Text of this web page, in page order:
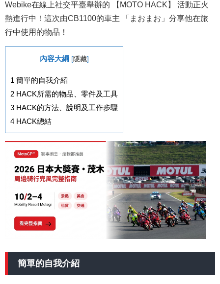
Webike在線上社交平臺舉辦的 【MOTO HACK】 活動正火
熱進行中！這次由CB1100的車主 「まおまお」分享他在旅
行中使用的物品！
內容大綱 [隱藏]
1 簡單的自我介紹
2 HACK所需的物品、零件及工具
3 HACK的方法、說明及工作步驟
4 HACK總結
簡單的自我介紹